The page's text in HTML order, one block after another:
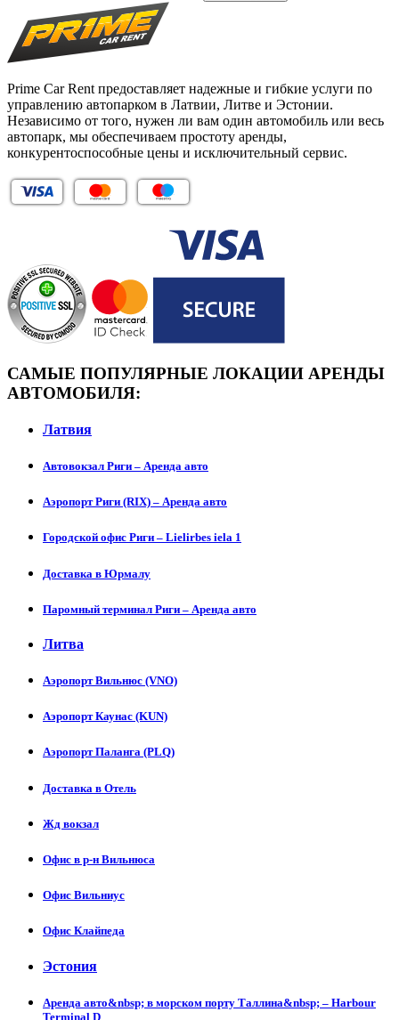
Prime Car Rent предоставляет надежные и гибкие услуги по
управлению автопарком в Латвии, Литве и Эстонии.
Независимо от того, нужен ли вам один автомобиль или весь
автопарк, мы обеспечиваем простоту аренды,
конкурентоспособные цены и исключительный сервис.
САМЫЕ ПОПУЛЯРНЫЕ ЛОКАЦИИ АРЕНДЫ
АВТОМОБИЛЯ:
Латвия
Автовокзал Риги – Аренда авто
Аэропорт Риги (RIX) – Аренда авто
Городской офис Риги – Lielirbes iela 1
Доставка в Юрмалу
Паромный терминал Риги – Аренда авто
Литва
Аэропорт Вильнюс (VNO)
Аэропорт Каунас (KUN)
Аэропорт Паланга (PLQ)
Доставка в Отель
Жд вокзал
Офис в р-н Вильнюса
Офис Вильниус
Офис Клайпеда
Эстония
Аренда авто&nbsp; в морском порту Таллина&nbsp; – Harbour
Terminal D